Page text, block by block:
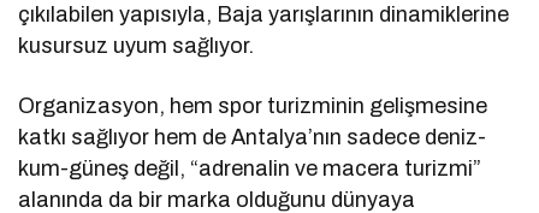
çıkılabilen yapısıyla, Baja yarışlarının dinamiklerine
kusursuz uyum sağlıyor.
Organizasyon, hem spor turizminin gelişmesine
katkı sağlıyor hem de Antalya’nın sadece deniz-
kum-güneş değil, “adrenalin ve macera turizmi”
alanında da bir marka olduğunu dünyaya